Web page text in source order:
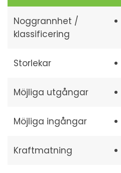
Noggrannhet /
klassificering
Storlekar
Möjliga utgångar
Möjliga ingångar
Kraftmatning